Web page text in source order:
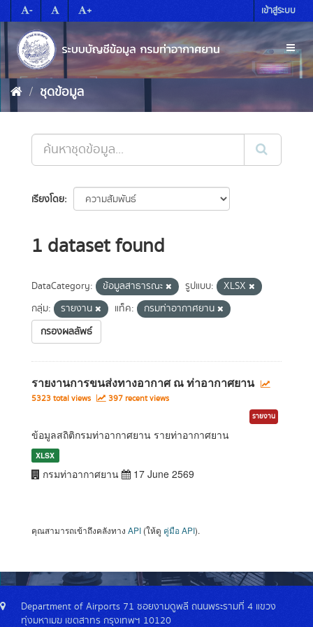
to
content
- + เข้าสู่ระบบ
ชุดข้อมูล
เรียงโดย
1 dataset found
DataCategory: ข้อมูลสาธารณะ รูปแบบ:
XLSX
กลุ่ม:
รายงาน แท็ค:
กรมท่าอากาศยาน
กรองผลลัพธ์
รายงานการขนส่งทางอากาศ ณ ท่าอากาศยาน
5323 total views 397 recent views
รายงาน
ข้อมูลสถิติกรมท่าอากาศยาน รายท่าอากาศยาน
XLSX
กรมท่าอากาศยาน 17 June 2569
คุณสามารถเข้าถึงคลังทาง API (ให้ดู คู่มือ API).
Department of Airports 71 ซอยงามดูพลี ถนนพระรามที่ 4 แขวง
ทุ่งมหาเมฆ เขตสาทร กรุงเทพฯ 10120